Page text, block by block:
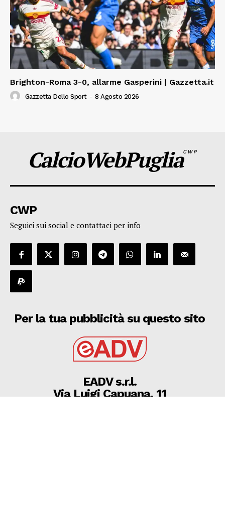
Brighton-Roma 3-0, allarme Gasperini | Gazzetta.it
Gazzetta Dello Sport - 8 Agosto 2026
CalcioWebPugliaCWP
CWP
Seguici sui social e contattaci per info
Per la tua pubblicità su questo sito
EADV s.r.l.
Via Luigi Capuana, 11